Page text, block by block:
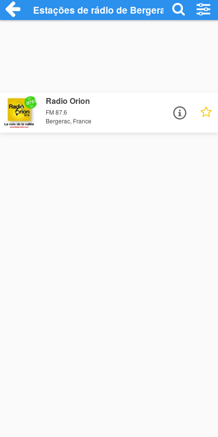
Estações de rádio de Bergerac - Ouça
Radio Orion
FM 87.6
Bergerac, France